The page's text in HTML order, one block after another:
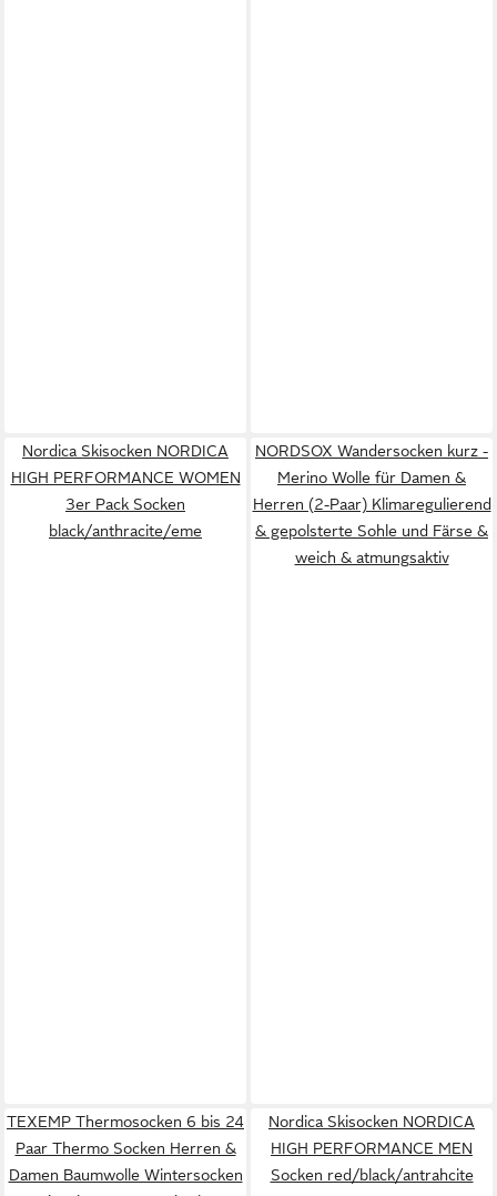
Nordica Skisocken NORDICA
HIGH PERFORMANCE WOMEN
3er Pack Socken
black/anthracite/eme
NORDSOX Wandersocken kurz -
Merino Wolle für Damen &
Herren (2-Paar) Klimaregulierend
& gepolsterte Sohle und Färse &
weich & atmungsaktiv
TEXEMP Thermosocken 6 bis 24
Paar Thermo Socken Herren &
Damen Baumwolle Wintersocken
Nordica Skisocken NORDICA
HIGH PERFORMANCE MEN
Socken red/black/antrahcite